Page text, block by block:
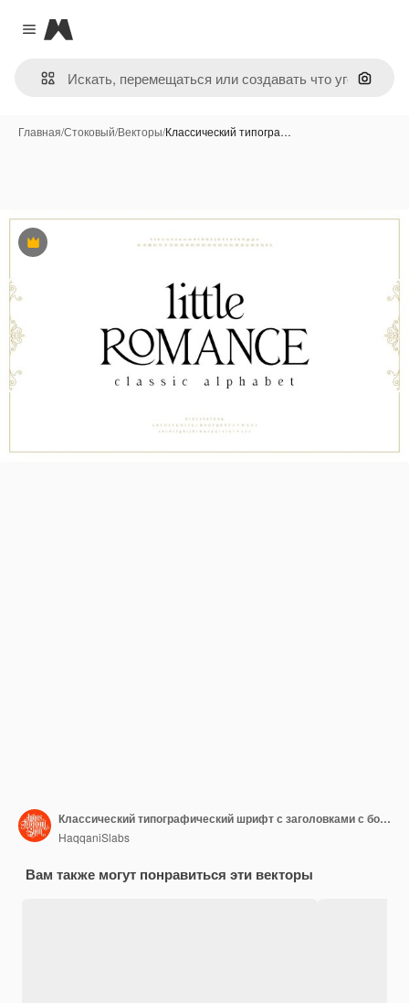
Close menu
Magnific
Поиск
Главная/Стоковый/Векторы/Классический типогра…
Премиум
Классический типографический шрифт с заголовками с большими и малыми буквами, лигатуры, амперсенды, альтернативы и числа
HaqqaniSlabs
Вам также могут понравиться эти векторы